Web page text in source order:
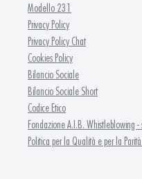
Modello 231
Privacy Policy
Privacy Policy Chat
Cookies Policy
Bilancio Sociale
Bilancio Sociale Short
Codice Etico
Fondazione A.I.B. Whistleblowing
Politica per la Qualità e per la